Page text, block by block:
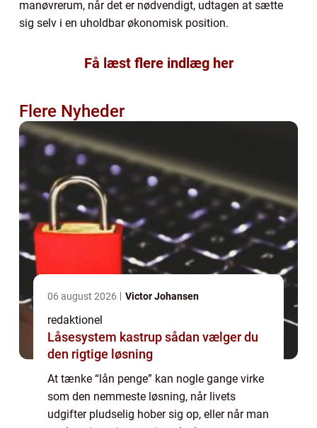
manøvrerum, når det er nødvendigt, udtagen at sætte
sig selv i en uholdbar økonomisk position.
Få læst flere indlæg her
Flere Nyheder
06 august 2026 Victor Johansen
redaktionel
Låsesystem kastrup sådan vælger du
den rigtige løsning
At tænke “lån penge” kan nogle gange virke
som den nemmeste løsning, når livets
udgifter pludselig hober sig op, eller når man